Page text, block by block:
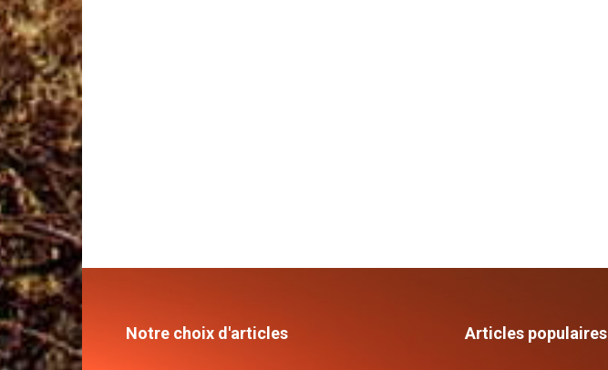
Notre choix d'articles Articles populaires